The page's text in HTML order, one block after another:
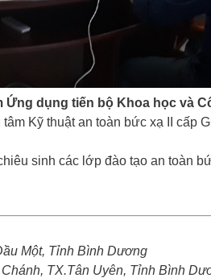
Ứng dụng tiến bộ Khoa học và
Kỹ thuật an toàn bức xạ II cấp
sinh các lớp đào tạo an toàn
Một, Tỉnh Bình Dương
TX.Tân Uyên, Tỉnh Bình